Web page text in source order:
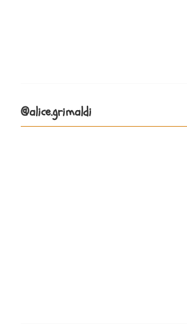
@alice.grimaldi